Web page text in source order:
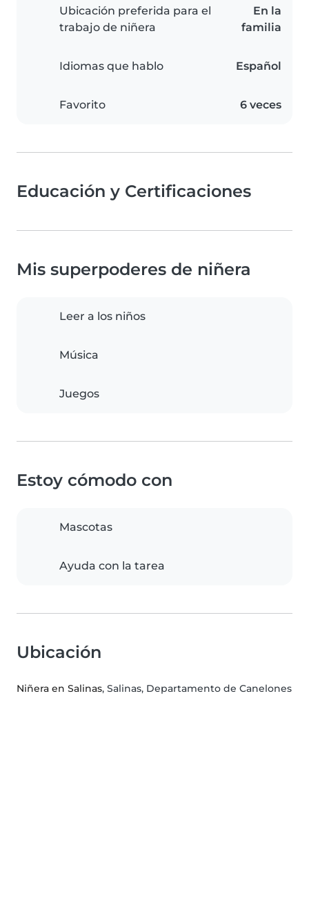
Ubicación preferida para el
trabajo de niñera
En la
familia
Idiomas que hablo Español
Favorito 6 veces
Educación y Certificaciones
Mis superpoderes de niñera
Leer a los niños
Música
Juegos
Estoy cómodo con
Mascotas
Ayuda con la tarea
Ubicación
Niñera en Salinas, Salinas, Departamento de Canelones